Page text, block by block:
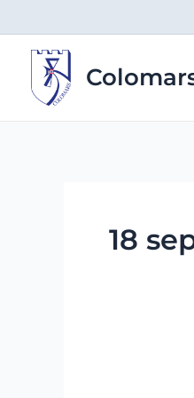
au
contenu
18